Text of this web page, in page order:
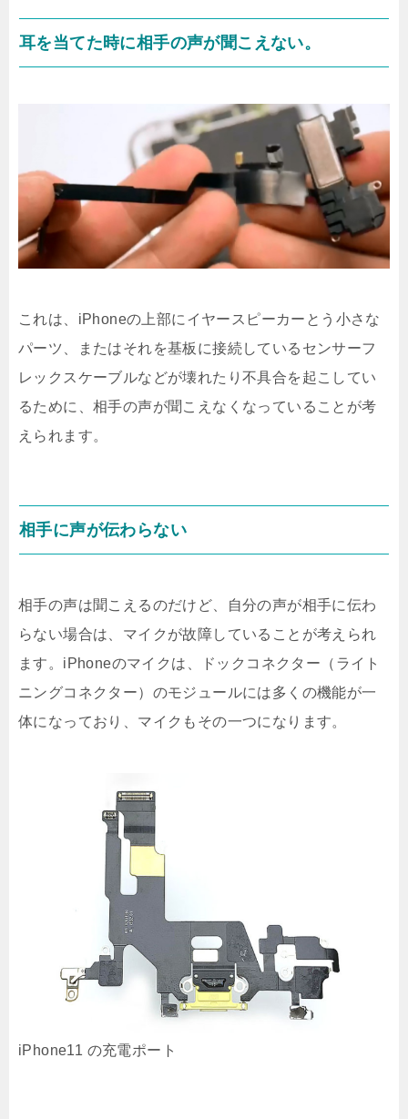
耳を当てた時に相手の声が聞こえない。
これは、iPhoneの上部にイヤースピーカーとう小さな
パーツ、またはそれを基板に接続しているセンサーフ
レックスケーブルなどが壊れたり不具合を起こしてい
るために、相手の声が聞こえなくなっていることが考
えられます。
相手に声が伝わらない
相手の声は聞こえるのだけど、自分の声が相手に伝わ
らない場合は、マイクが故障していることが考えられ
ます。iPhoneのマイクは、ドックコネクター（ライト
ニングコネクター）のモジュールには多くの機能が一
体になっており、マイクもその一つになります。
iPhone11 の充電ポート